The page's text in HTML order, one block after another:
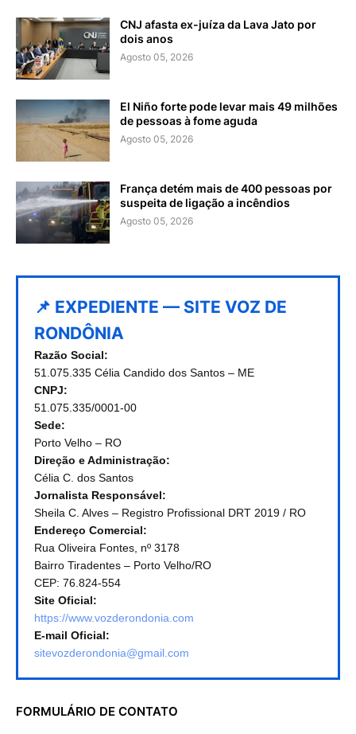
CNJ afasta ex-juíza da Lava Jato por
dois anos
Agosto 05, 2026
El Niño forte pode levar mais 49 milhões
de pessoas à fome aguda
Agosto 05, 2026
França detém mais de 400 pessoas por
suspeita de ligação a incêndios
Agosto 05, 2026
📌 EXPEDIENTE — SITE VOZ DE
RONDÔNIA
Razão Social:
51.075.335 Célia Candido dos Santos – ME
CNPJ:
51.075.335/0001-00
Sede:
Porto Velho – RO
Direção e Administração:
Célia C. dos Santos
Jornalista Responsável:
Sheila C. Alves – Registro Profissional DRT 2019 / RO
Endereço Comercial:
Rua Oliveira Fontes, nº 3178
Bairro Tiradentes – Porto Velho/RO
CEP: 76.824-554
Site Oficial:
https://www.vozderondonia.com
E-mail Oficial:
sitevozderondonia@gmail.com
FORMULÁRIO DE CONTATO